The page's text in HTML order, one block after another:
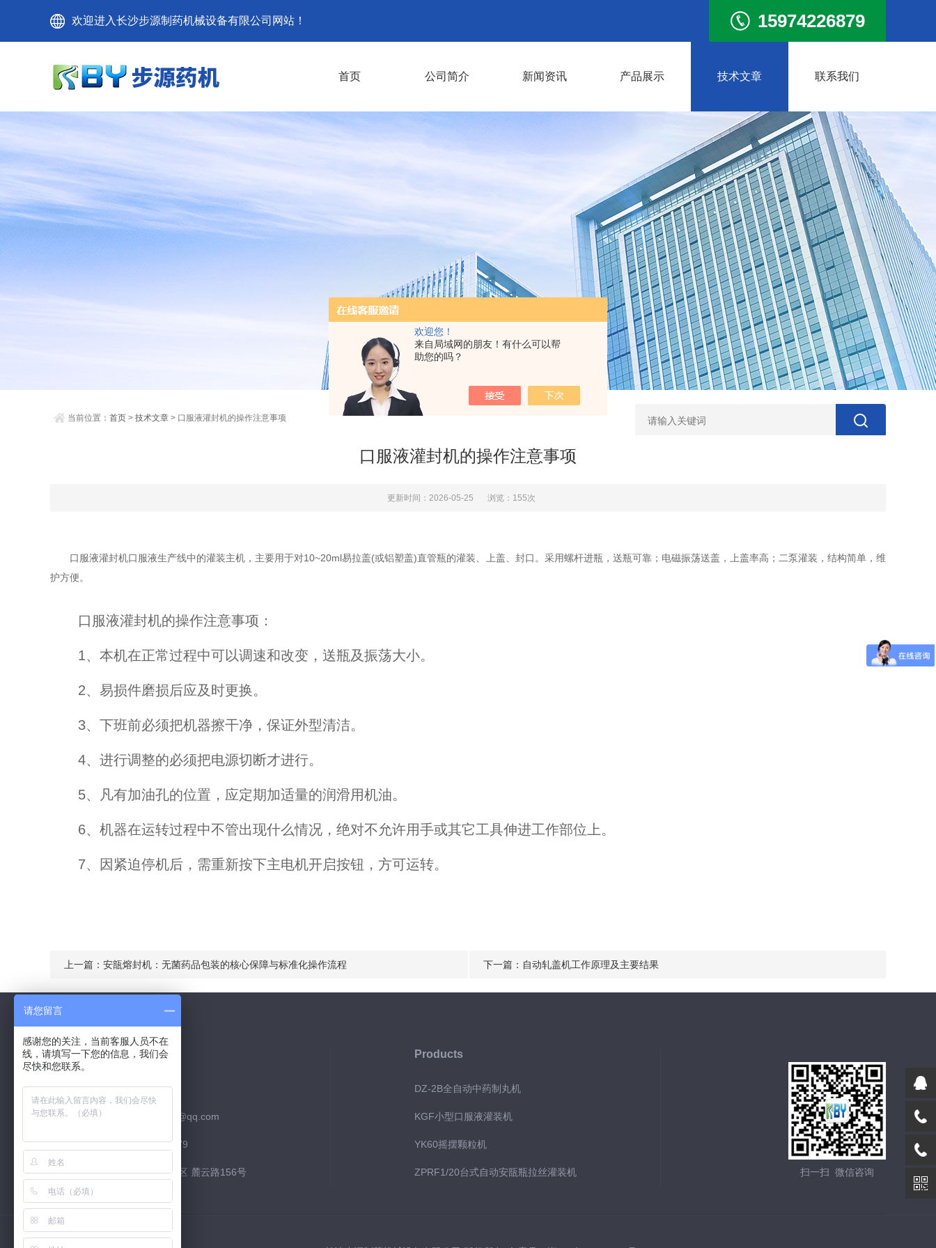
欢迎您！
来自局域网的朋友！有什么可以帮
助您的吗？
欢迎进入长沙步源制药机械设备有限公司网站！ 15974226879
首页 公司简介 新闻资讯 产品展示 技术文章 联系我们
当前位置： 首页 > 技术文章 > 口服液灌封机的操作注意事项
口服液灌封机的操作注意事项
更新时间：2026-05-25 浏览：155次
口服液灌封机口服液生产线中的灌装主机，主要用于对10~20ml易拉盖(或铝塑盖)直管瓶的灌装、上盖、封口。采用螺杆进瓶，送瓶可靠；电磁振荡送盖，上盖率高；二泵灌装，结构简单，维
护方便。
口服液灌封机的操作注意事项：
1、本机在正常过程中可以调速和改变，送瓶及振荡大小。
2、易损件磨损后应及时更换。
3、下班前必须把机器擦干净，保证外型清洁。
4、进行调整的必须把电源切断才进行。
5、凡有加油孔的位置，应定期加适量的润滑用机油。
6、机器在运转过程中不管出现什么情况，绝对不允许用手或其它工具伸进工作部位上。
7、因紧迫停机后，需重新按下主电机开启按钮，方可运转。
上一篇： 安瓿熔封机：无菌药品包装的核心保障与标准化操作流程 下一篇： 自动轧盖机工作原理及主要结果
Contact Us
联系QQ：526252952
联系邮箱：526252952@qq.com
联系电话：15974226879
联系地址：长沙市 高新区 麓云路156号
Products
DZ-2B全自动中药制丸机
KGF小型口服液灌装机
YK60摇摆颗粒机
ZPRF1/20台式自动安瓿瓶拉丝灌装机 扫一扫 微信咨询
请您留言
感谢您的关注，当前客服人员不在
线，请填写一下您的信息，我们会
尽快和您联系。